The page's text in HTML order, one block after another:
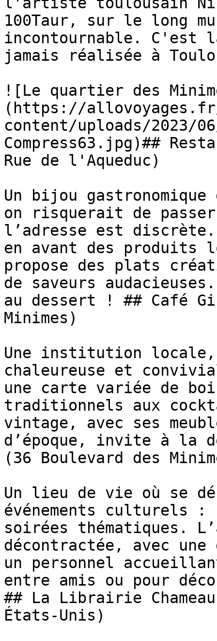
100Taur, sur le long
incontournable. C'est
jamais réalisée à
![Le quartier des
(https://
content/uploads/2023/06/
Compress63.jpg)##
Rue de l'Aqueduc)
Un bijou
on risquerait de
l’adresse est
en avant des produits
propose des plats
de saveurs
au dessert ! ## Café
Minimes)
Une institution locale,
chaleureuse et
une carte variée de
traditionnels aux
vintage, avec ses
d’époque, invite à la
(36 Boulevard des
Un lieu de vie où se
événements culturels
soirées thématiques.
décontractée, avec
un personnel
entre amis ou pour
## La Librairie
États-Unis)